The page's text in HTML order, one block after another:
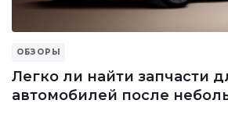
ОБЗОРЫ
Легко ли найти запчасти
автомобилей после